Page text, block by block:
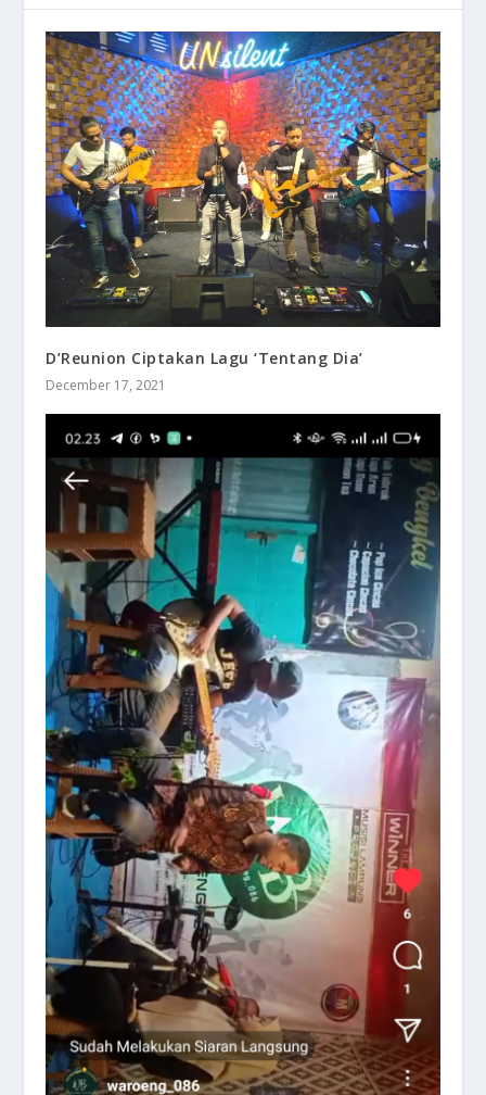
D’Reunion Ciptakan Lagu ‘Tentang Dia’
December 17, 2021